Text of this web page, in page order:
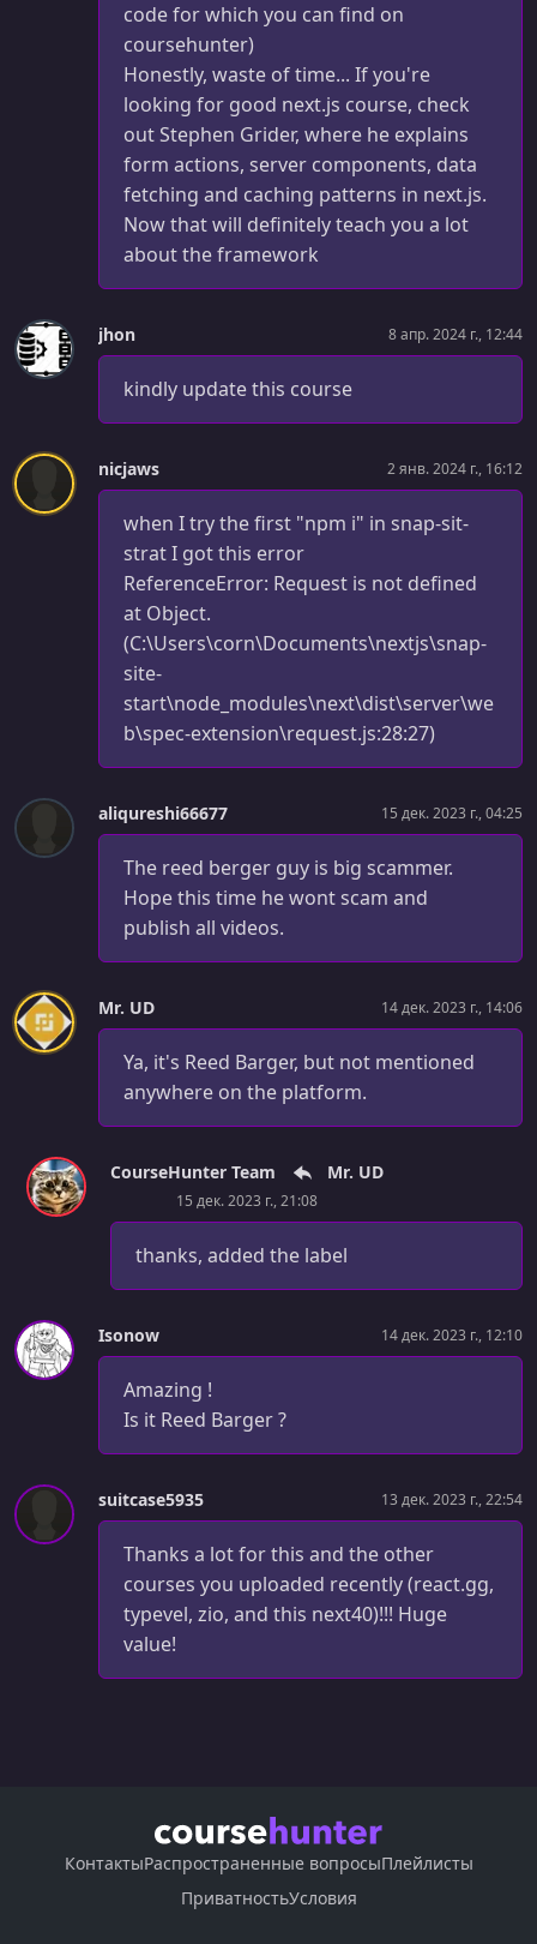
code for which you can find on
coursehunter)
Honestly, waste of time... If you're
looking for good next.js course, check
out Stephen Grider, where he explains
form actions, server components, data
fetching and caching patterns in next.js.
Now that will definitely teach you a lot
about the framework
jhon 8 апр. 2024 г., 12:44
kindly update this course
nicjaws 2 янв. 2024 г., 16:12
when I try the first "npm i" in snap-sit-
strat I got this error
ReferenceError: Request is not defined
at Object.
(C:\Users\corn\Documents\nextjs\snap-
site-
start\node_modules\next\dist\server\we
b\spec-extension\request.js:28:27)
aliqureshi66677 15 дек. 2023 г., 04:25
The reed berger guy is big scammer.
Hope this time he wont scam and
publish all videos.
Mr. UD 14 дек. 2023 г., 14:06
Ya, it's Reed Barger, but not mentioned
anywhere on the platform.
CourseHunter Team Mr. UD
15 дек. 2023 г., 21:08
thanks, added the label
Isonow 14 дек. 2023 г., 12:10
Amazing !
Is it Reed Barger ?
suitcase5935 13 дек. 2023 г., 22:54
Thanks a lot for this and the other
courses you uploaded recently (react.gg,
typevel, zio, and this next40)!!! Huge
value!
КонтактыРаспространенные вопросыПлейлисты
ПриватностьУсловия